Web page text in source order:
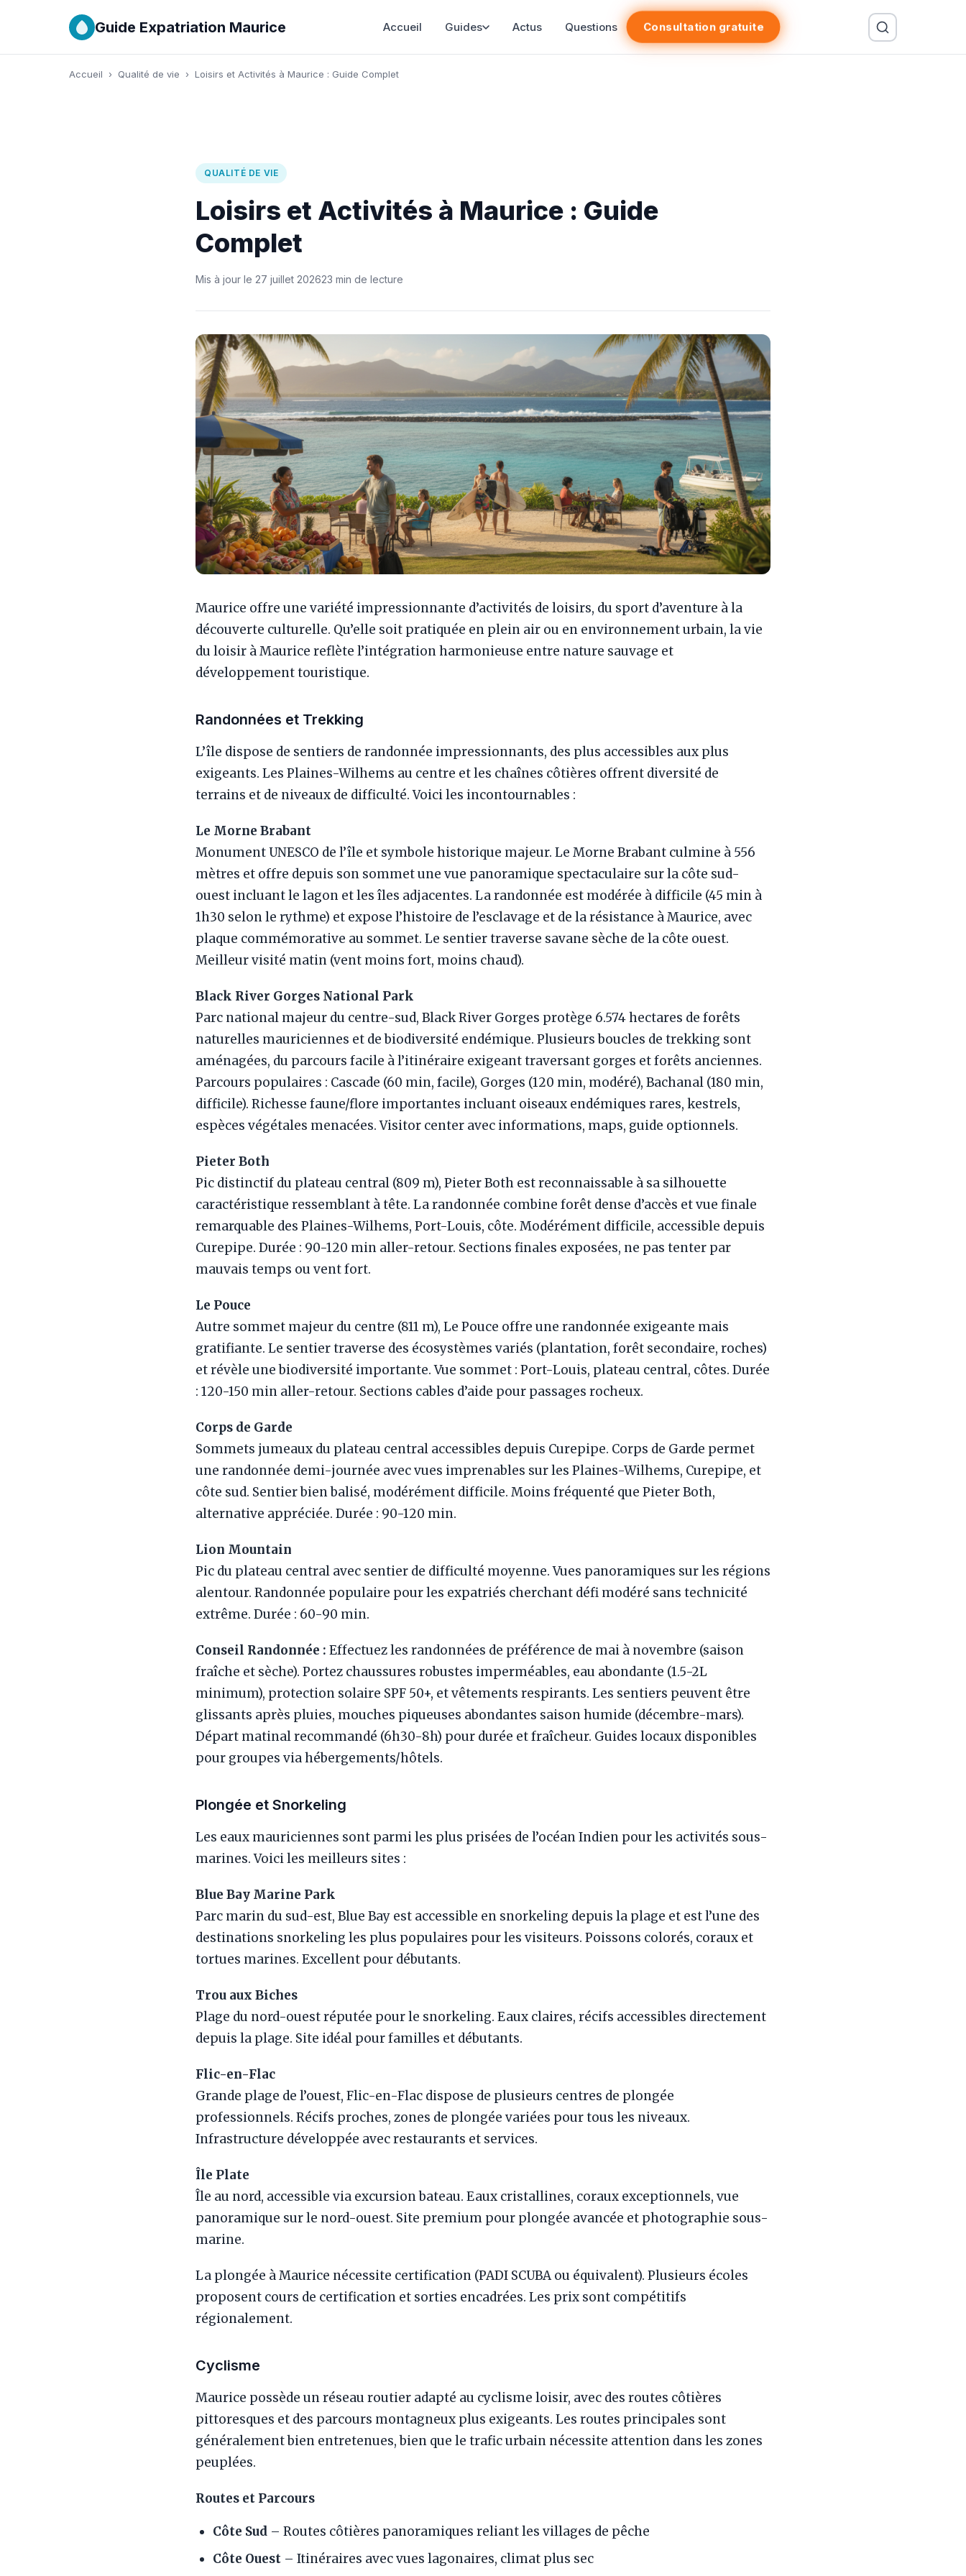
Guide Expatriation Maurice Accueil Guides Actus Questions Consultation gratuite
Accueil › Qualité de vie › Loisirs et Activités à Maurice : Guide Complet
QUALITÉ DE VIE
Loisirs et Activités à Maurice : Guide
Complet
Mis à jour le 27 juillet 202623 min de lecture
Maurice offre une variété impressionnante d’activités de loisirs, du sport d’aventure à la
découverte culturelle. Qu’elle soit pratiquée en plein air ou en environnement urbain, la vie
du loisir à Maurice reflète l’intégration harmonieuse entre nature sauvage et
développement touristique.
Randonnées et Trekking
L’île dispose de sentiers de randonnée impressionnants, des plus accessibles aux plus
exigeants. Les Plaines-Wilhems au centre et les chaînes côtières offrent diversité de
terrains et de niveaux de difficulté. Voici les incontournables :
Le Morne Brabant
Monument UNESCO de l’île et symbole historique majeur. Le Morne Brabant culmine à 556
mètres et offre depuis son sommet une vue panoramique spectaculaire sur la côte sud-
ouest incluant le lagon et les îles adjacentes. La randonnée est modérée à difficile (45 min à
1h30 selon le rythme) et expose l’histoire de l’esclavage et de la résistance à Maurice, avec
plaque commémorative au sommet. Le sentier traverse savane sèche de la côte ouest.
Meilleur visité matin (vent moins fort, moins chaud).
Black River Gorges National Park
Parc national majeur du centre-sud, Black River Gorges protège 6.574 hectares de forêts
naturelles mauriciennes et de biodiversité endémique. Plusieurs boucles de trekking sont
aménagées, du parcours facile à l’itinéraire exigeant traversant gorges et forêts anciennes.
Parcours populaires : Cascade (60 min, facile), Gorges (120 min, modéré), Bachanal (180 min,
difficile). Richesse faune/flore importantes incluant oiseaux endémiques rares, kestrels,
espèces végétales menacées. Visitor center avec informations, maps, guide optionnels.
Pieter Both
Pic distinctif du plateau central (809 m), Pieter Both est reconnaissable à sa silhouette
caractéristique ressemblant à tête. La randonnée combine forêt dense d’accès et vue finale
remarquable des Plaines-Wilhems, Port-Louis, côte. Modérément difficile, accessible depuis
Curepipe. Durée : 90-120 min aller-retour. Sections finales exposées, ne pas tenter par
mauvais temps ou vent fort.
Le Pouce
Autre sommet majeur du centre (811 m), Le Pouce offre une randonnée exigeante mais
gratifiante. Le sentier traverse des écosystèmes variés (plantation, forêt secondaire, roches)
et révèle une biodiversité importante. Vue sommet : Port-Louis, plateau central, côtes. Durée
: 120-150 min aller-retour. Sections cables d’aide pour passages rocheux.
Corps de Garde
Sommets jumeaux du plateau central accessibles depuis Curepipe. Corps de Garde permet
une randonnée demi-journée avec vues imprenables sur les Plaines-Wilhems, Curepipe, et
côte sud. Sentier bien balisé, modérément difficile. Moins fréquenté que Pieter Both,
alternative appréciée. Durée : 90-120 min.
Lion Mountain
Pic du plateau central avec sentier de difficulté moyenne. Vues panoramiques sur les régions
alentour. Randonnée populaire pour les expatriés cherchant défi modéré sans technicité
extrême. Durée : 60-90 min.
Conseil Randonnée : Effectuez les randonnées de préférence de mai à novembre (saison
fraîche et sèche). Portez chaussures robustes imperméables, eau abondante (1.5-2L
minimum), protection solaire SPF 50+, et vêtements respirants. Les sentiers peuvent être
glissants après pluies, mouches piqueuses abondantes saison humide (décembre-mars).
Départ matinal recommandé (6h30-8h) pour durée et fraîcheur. Guides locaux disponibles
pour groupes via hébergements/hôtels.
Plongée et Snorkeling
Les eaux mauriciennes sont parmi les plus prisées de l’océan Indien pour les activités sous-
marines. Voici les meilleurs sites :
Blue Bay Marine Park
Parc marin du sud-est, Blue Bay est accessible en snorkeling depuis la plage et est l’une des
destinations snorkeling les plus populaires pour les visiteurs. Poissons colorés, coraux et
tortues marines. Excellent pour débutants.
Trou aux Biches
Plage du nord-ouest réputée pour le snorkeling. Eaux claires, récifs accessibles directement
depuis la plage. Site idéal pour familles et débutants.
Flic-en-Flac
Grande plage de l’ouest, Flic-en-Flac dispose de plusieurs centres de plongée
professionnels. Récifs proches, zones de plongée variées pour tous les niveaux.
Infrastructure développée avec restaurants et services.
Île Plate
Île au nord, accessible via excursion bateau. Eaux cristallines, coraux exceptionnels, vue
panoramique sur le nord-ouest. Site premium pour plongée avancée et photographie sous-
marine.
La plongée à Maurice nécessite certification (PADI SCUBA ou équivalent). Plusieurs écoles
proposent cours de certification et sorties encadrées. Les prix sont compétitifs
régionalement.
Cyclisme
Maurice possède un réseau routier adapté au cyclisme loisir, avec des routes côtières
pittoresques et des parcours montagneux plus exigeants. Les routes principales sont
généralement bien entretenues, bien que le trafic urbain nécessite attention dans les zones
peuplées.
Routes et Parcours
Côte Sud – Routes côtières panoramiques reliant les villages de pêche
Côte Ouest – Itinéraires avec vues lagonaires, climat plus sec